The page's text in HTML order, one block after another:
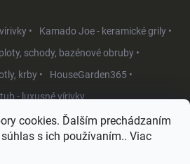
cookies. Ďalším prechádzaním
s ich používaním.. Viac
•
Kamado Joe - keramické grily •
schody, bazénové obruby •
krby •
HouseGarden365 •
- luxusné vírivky